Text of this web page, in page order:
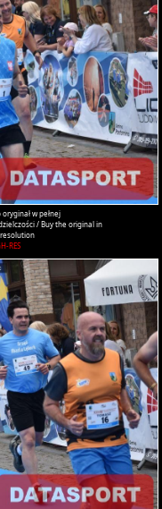
oryginał w pełnej
/ Buy the original in
RES